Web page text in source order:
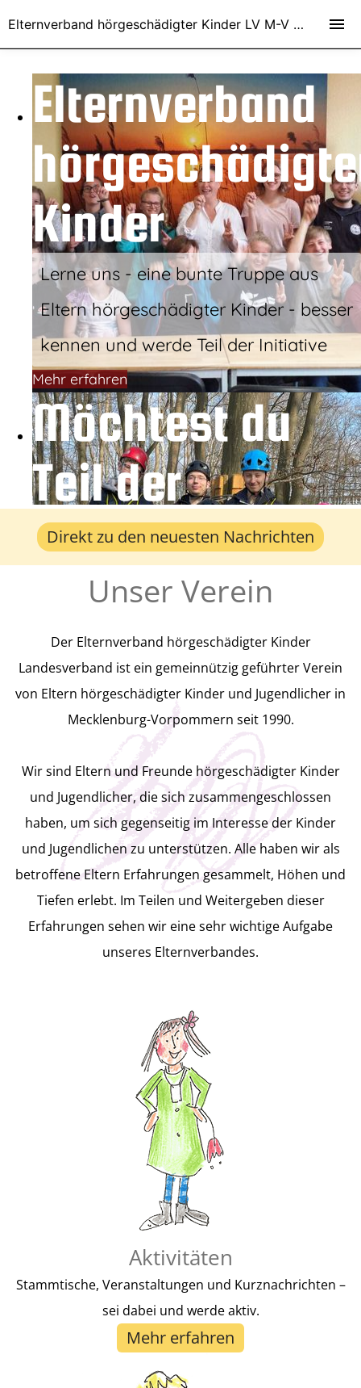
Elternverband
Kinder
Lerne uns - eine bunte Truppe aus
Eltern hörgeschädigter Kinder - besser
kennen und werde Teil der Initiative
Mehr erfahren
Möchtest du
Teil der
Gemeinschaft
werden?
Der Verband ist offen für Alle! Wir
freuen uns über jeden Neuzugang,
der einen frischen Wind bringt!
Tut gut
Der Verband ist auf Spenden
angewiesen, denn in jeder Generation
gibt es Eltern, die Unterstützung
benötigen!
Wir freuen uns über jede Spende, die
den Fortbestand des Vereins sichert!
Direkt zu den neuesten Nachrichten
Unser Verein
Der Elternverband hörgeschädigter Kinder
Landesverband ist ein gemeinnützig geführter Verein
von Eltern hörgeschädigter Kinder und Jugendlicher in
Mecklenburg-Vorpommern seit 1990.
Wir sind Eltern und Freunde hörgeschädigter Kinder
und Jugendlicher, die sich zusammengeschlossen
haben, um sich gegenseitig im Interesse der Kinder
und Jugendlichen zu unterstützen. Alle haben wir als
betroffene Eltern Erfahrungen gesammelt, Höhen und
Tiefen erlebt. Im Teilen und Weitergeben dieser
Erfahrungen sehen wir eine sehr wichtige Aufgabe
unseres Elternverbandes.
Aktivitäten
Stammtische, Veranstaltungen und Kurznachrichten –
sei dabei und werde aktiv.
Mehr erfahren
Elternverband hörgeschädigter Kinder LV M-V e.V.